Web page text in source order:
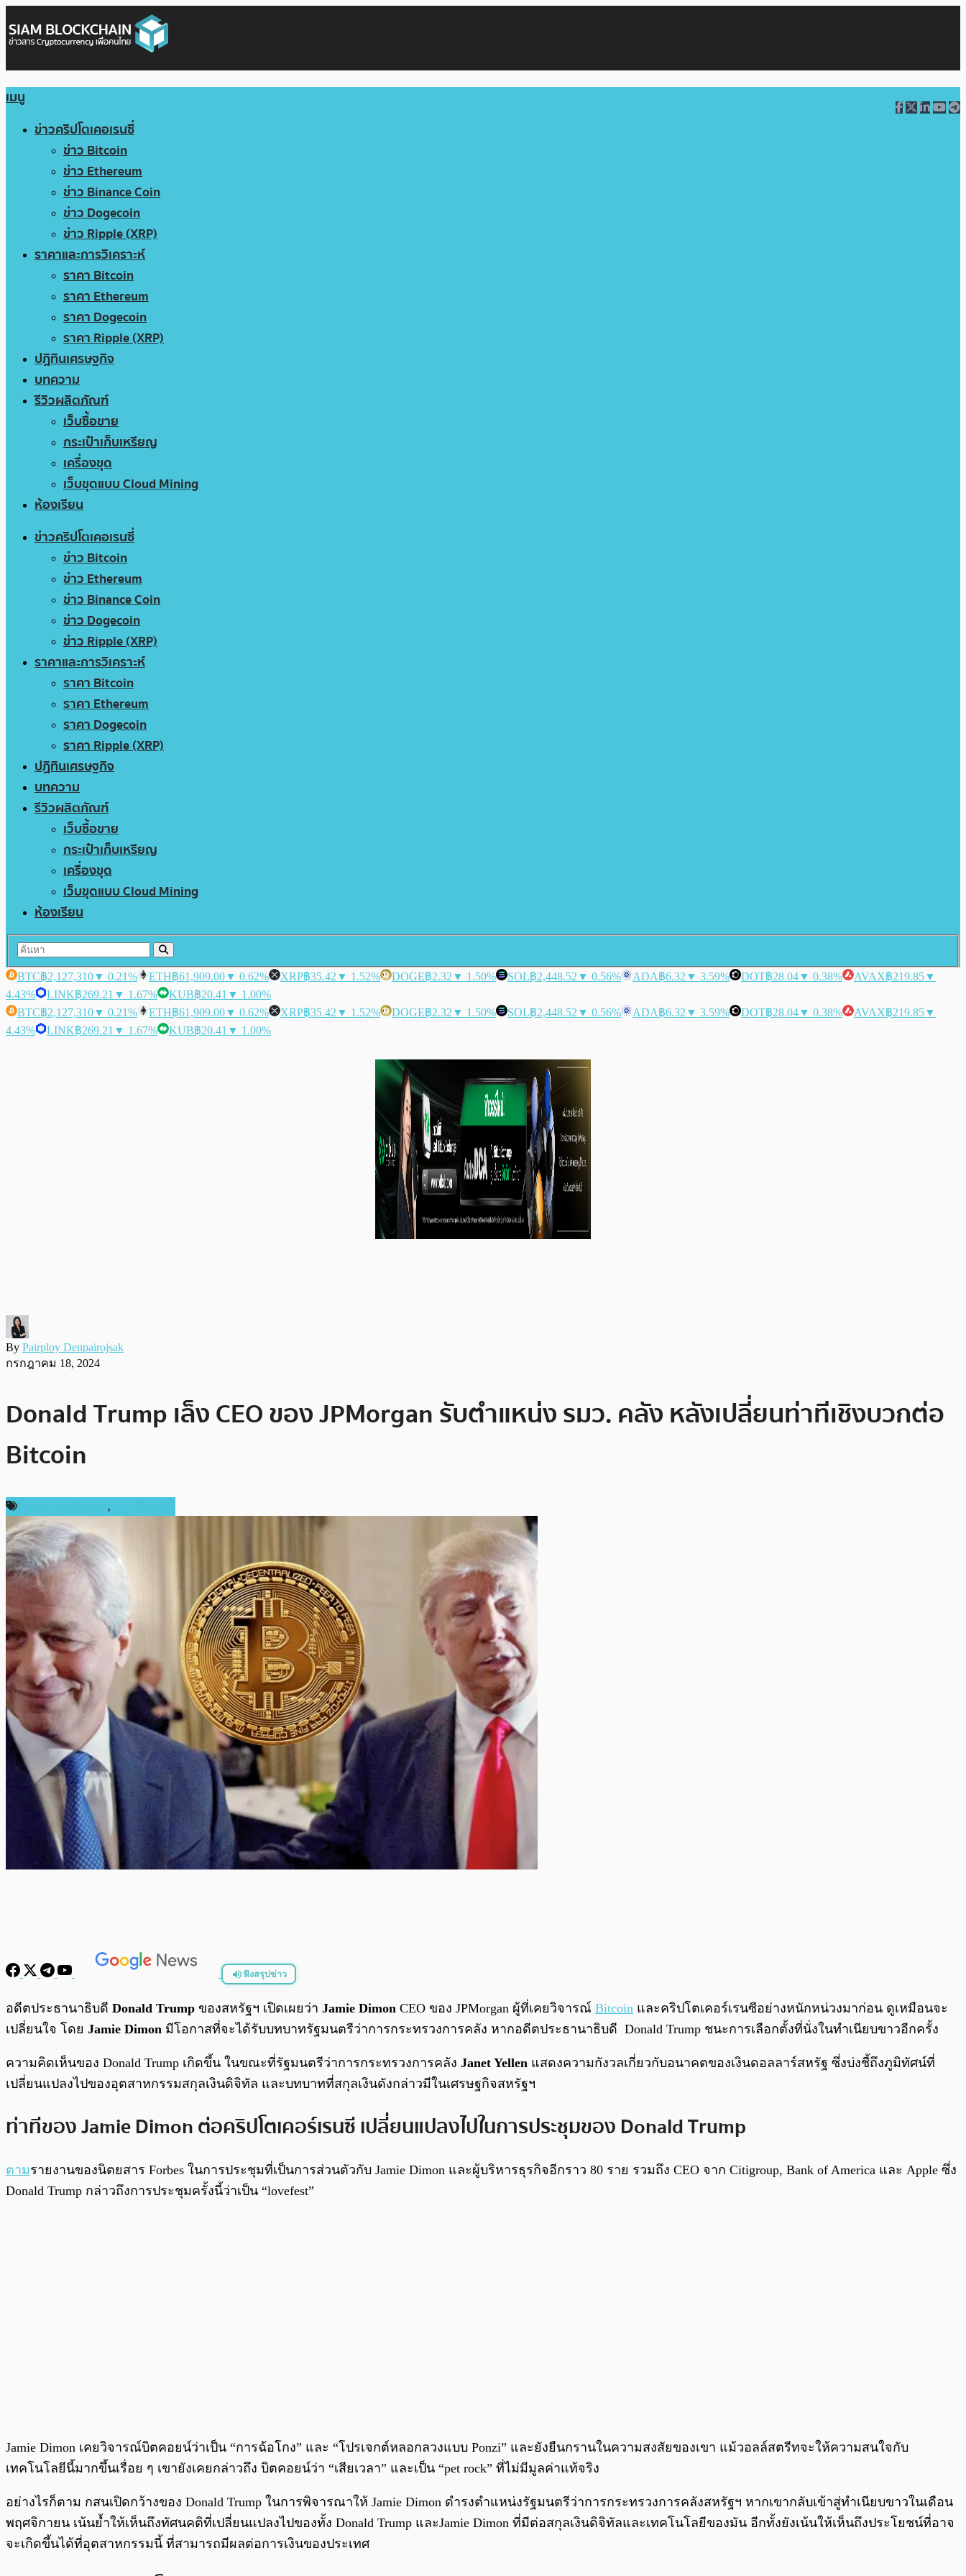
เมนู
ข่าวคริปโตเคอเรนซี่
ข่าว Bitcoin
ข่าว Ethereum
ข่าว Binance Coin
ข่าว Dogecoin
ข่าว Ripple (XRP)
ราคาและการวิเคราะห์
ราคา Bitcoin
ราคา Ethereum
ราคา Dogecoin
ราคา Ripple (XRP)
ปฏิทินเศรษฐกิจ
บทความ
รีวิวผลิตภัณฑ์
เว็บซื้อขาย
กระเป๋าเก็บเหรียญ
เครื่องขุด
เว็บขุดแบบ Cloud Mining
ห้องเรียน
ข่าวคริปโตเคอเรนซี่
ข่าว Bitcoin
ข่าว Ethereum
ข่าว Binance Coin
ข่าว Dogecoin
ข่าว Ripple (XRP)
ราคาและการวิเคราะห์
ราคา Bitcoin
ราคา Ethereum
ราคา Dogecoin
ราคา Ripple (XRP)
ปฏิทินเศรษฐกิจ
บทความ
รีวิวผลิตภัณฑ์
เว็บซื้อขาย
กระเป๋าเก็บเหรียญ
เครื่องขุด
เว็บขุดแบบ Cloud Mining
ห้องเรียน
BTC฿2,127,310▼ 0.21% ETH฿61,909.00▼ 0.62% XRP฿35.42 ▼ 1.52% DOGE฿2.32 ▼ 1.50% SOL฿2,448.52 ▼ 0.56% ADA฿6.32 ▼ 3.59% DOT฿28.04▼ 0.38% AVAX฿219.85▼
4.43%
LINK฿269.21 ▼ 1.67% KUB฿20.41 ▼ 1.00%
BTC฿2,127,310▼ 0.21% ETH฿61,909.00▼ 0.62% XRP฿35.42 ▼ 1.52% DOGE฿2.32 ▼ 1.50% SOL฿2,448.52 ▼ 0.56% ADA฿6.32 ▼ 3.59% DOT฿28.04▼ 0.38% AVAX฿219.85▼
4.43%
LINK฿269.21 ▼ 1.67% KUB฿20.41 ▼ 1.00%
By Pairploy Denpairojsak
กรกฎาคม 18, 2024
Donald Trump เล็ง CEO ของ JPMorgan รับตำแหน่ง รมว. คลัง หลังเปลี่ยนท่าทีเชิงบวกต่อ
Bitcoin
,
ฟังสรุปข่าว
0:00 0:00
อดีตประธานาธิบดี Donald Trump ของสหรัฐฯ เปิดเผยว่า Jamie Dimon CEO ของ JPMorgan ผู้ที่เคยวิจารณ์ Bitcoin และคริปโตเคอร์เรนซีอย่างหนักหน่วงมาก่อน ดูเหมือนจะ
เปลี่ยนใจ โดย Jamie Dimon มีโอกาสที่จะได้รับบทบาทรัฐมนตรีว่าการกระทรวงการคลัง หากอดีตประธานาธิบดี Donald Trump ชนะการเลือกตั้งที่นั่งในทำเนียบขาวอีกครั้ง
ความคิดเห็นของ Donald Trump เกิดขึ้น ในขณะที่รัฐมนตรีว่าการกระทรวงการคลัง Janet Yellen แสดงความกังวลเกี่ยวกับอนาคตของเงินดอลลาร์สหรัฐ ซึ่งบ่งชี้ถึงภูมิทัศน์ที่
เปลี่ยนแปลงไปของอุตสาหกรรมสกุลเงินดิจิทัล และบทบาทที่สกุลเงินดังกล่าวมีในเศรษฐกิจสหรัฐฯ
ท่าทีของ Jamie Dimon ต่อคริปโตเคอร์เรนซี เปลี่ยนแปลงไปในการประชุมของ Donald Trump
ตามรายงานของนิตยสาร Forbes ในการประชุมที่เป็นการส่วนตัวกับ Jamie Dimon และผู้บริหารธุรกิจอีกราว 80 ราย รวมถึง CEO จาก Citigroup, Bank of America และ Apple ซึ่ง
Donald Trump กล่าวถึงการประชุมครั้งนี้ว่าเป็น “lovefest”
Jamie Dimon เคยวิจารณ์บิตคอยน์ว่าเป็น “การฉ้อโกง” และ “โปรเจกต์หลอกลวงแบบ Ponzi” และยังยืนกรานในความสงสัยของเขา แม้วอลล์สตรีทจะให้ความสนใจกับ
เทคโนโลยีนี้มากขึ้นเรื่อย ๆ เขายังเคยกล่าวถึง บิตคอยน์ว่า “เสียเวลา” และเป็น “pet rock” ที่ไม่มีมูลค่าแท้จริง
อย่างไรก็ตาม กสนเปิดกว้างของ Donald Trump ในการพิจารณาให้ Jamie Dimon ดำรงตำแหน่งรัฐมนตรีว่าการกระทรวงการคลังสหรัฐฯ หากเขากลับเข้าสู่ทำเนียบขาวในเดือน
พฤศจิกายน เน้นย้ำให้เห็นถึงทัศนคติที่เปลี่ยนแปลงไปของทั้ง Donald Trump และJamie Dimon ที่มีต่อสกุลเงินดิจิทัลและเทคโนโลยีของมัน อีกทั้งยังเน้นให้เห็นถึงประโยชน์ที่อาจ
จะเกิดขึ้นได้ที่อุตสาหกรรมนี้ ที่สามารถมีผลต่อการเงินของประเทศ